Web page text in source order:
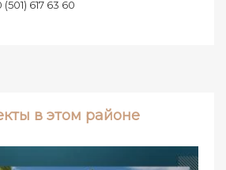
(501) 617 63 60
в этом районе